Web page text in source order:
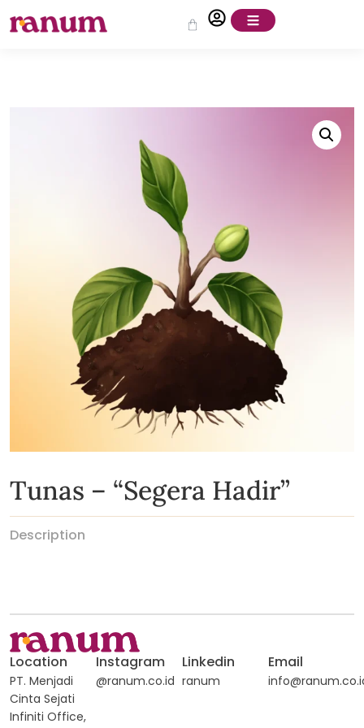
Tunas – “Segera Hadir”
Description
Location
PT. Menjadi
Cinta Sejati
Infiniti Office,
Instagram
@ranum.co.id
Linkedin
ranum
Email